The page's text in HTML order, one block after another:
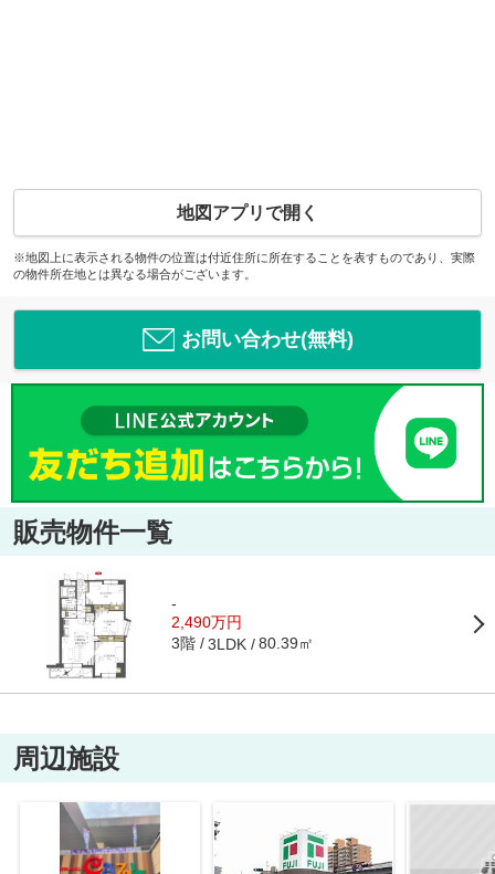
地図アプリで開く
※地図上に表示される物件の位置は付近住所に所在することを表すものであり、実際
の物件所在地とは異なる場合がございます。
お問い合わせ(無料)
販売物件一覧
-
2,490万円
3階 3LDK 80.39㎡
周辺施設